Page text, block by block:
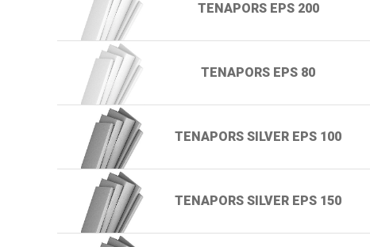
TENAPORS EPS 200
TENAPORS EPS 80
TENAPORS SILVER EPS 100
TENAPORS SILVER EPS 150